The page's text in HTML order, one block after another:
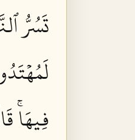
تَسُرُّ
فِيهَاۚ